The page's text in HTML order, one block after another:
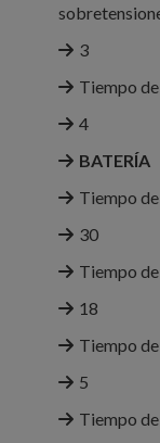
3
Tiempo
4
BATERÍA
Tiempo
30
Tiempo
18
Tiempo
5
Tiempo